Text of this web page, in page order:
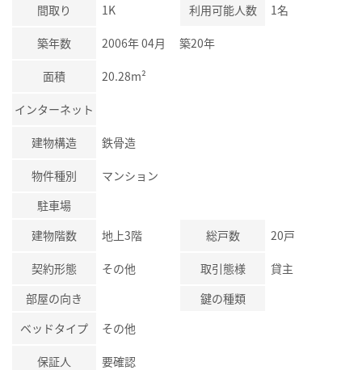
間取り 1K 利用可能人数 1名
築年数 2006年 04月 築20年
面積 20.28m²
インターネット
建物構造 鉄骨造
物件種別
マンション
駐車場
建物階数
地上3階 総戸数 20戸
契約形態 その他 取引態様
貸主
部屋の向き
鍵の種類
ベッドタイプ
その他
保証人 要確認